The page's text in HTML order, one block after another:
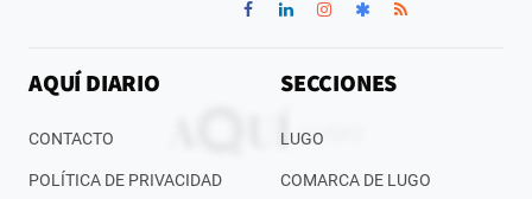
AQUÍ DIARIO
CONTACTO
POLÍTICA DE PRIVACIDAD
SECCIONES
LUGO
COMARCA DE LUGO